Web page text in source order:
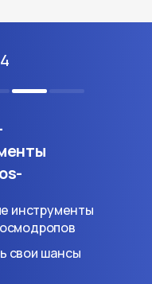
инструменты
свои шансы